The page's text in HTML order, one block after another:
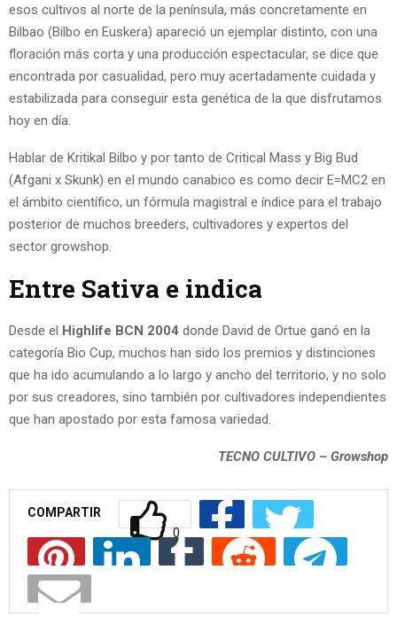
esos cultivos al norte de la península, más concretamente en
Bilbao (Bilbo en Euskera) apareció un ejemplar distinto, con una
floración más corta y una producción espectacular, se dice que
encontrada por casualidad, pero muy acertadamente cuidada y
estabilizada para conseguir esta genética de la que disfrutamos
hoy en día.
Hablar de Kritikal Bilbo y por tanto de Critical Mass y Big Bud
(Afgani x Skunk) en el mundo canabico es como decir E=MC2 en
el ámbito científico, un fórmula magistral e índice para el trabajo
posterior de muchos breeders, cultivadores y expertos del
sector growshop.
Entre Sativa e indica
Desde el Highlife BCN 2004 donde David de Ortue ganó en la
categoría Bio Cup, muchos han sido los premios y distinciones
que ha ido acumulando a lo largo y ancho del territorio, y no solo
por sus creadores, sino también por cultivadores independientes
que han apostado por esta famosa variedad.
TECNO CULTIVO – Growshop
COMPARTIR
0